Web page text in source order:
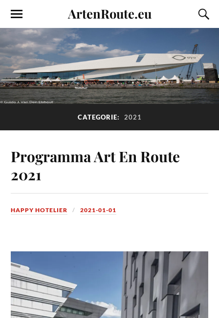
ArtenRoute.eu
CATEGORIE: 2021
Programma Art En Route
2021
HAPPY HOTELIER 2021-01-01